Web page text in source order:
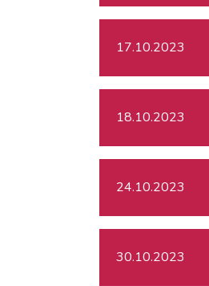
17.10.2023
18.10.2023
24.10.2023
30.10.2023